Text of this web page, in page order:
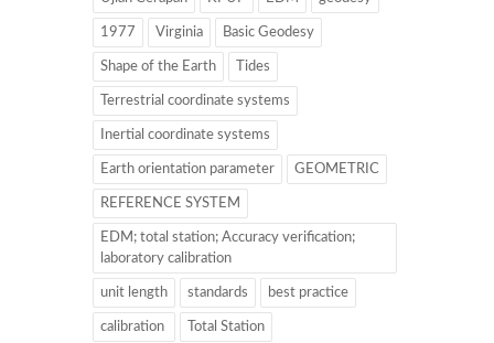
1977 Virginia Basic Geodesy
Shape of the Earth Tides
Terrestrial coordinate systems
Inertial coordinate systems
Earth orientation parameter GEOMETRIC
REFERENCE SYSTEM
EDM; total station; Accuracy verification;
laboratory calibration
unit length standards best practice
calibration Total Station